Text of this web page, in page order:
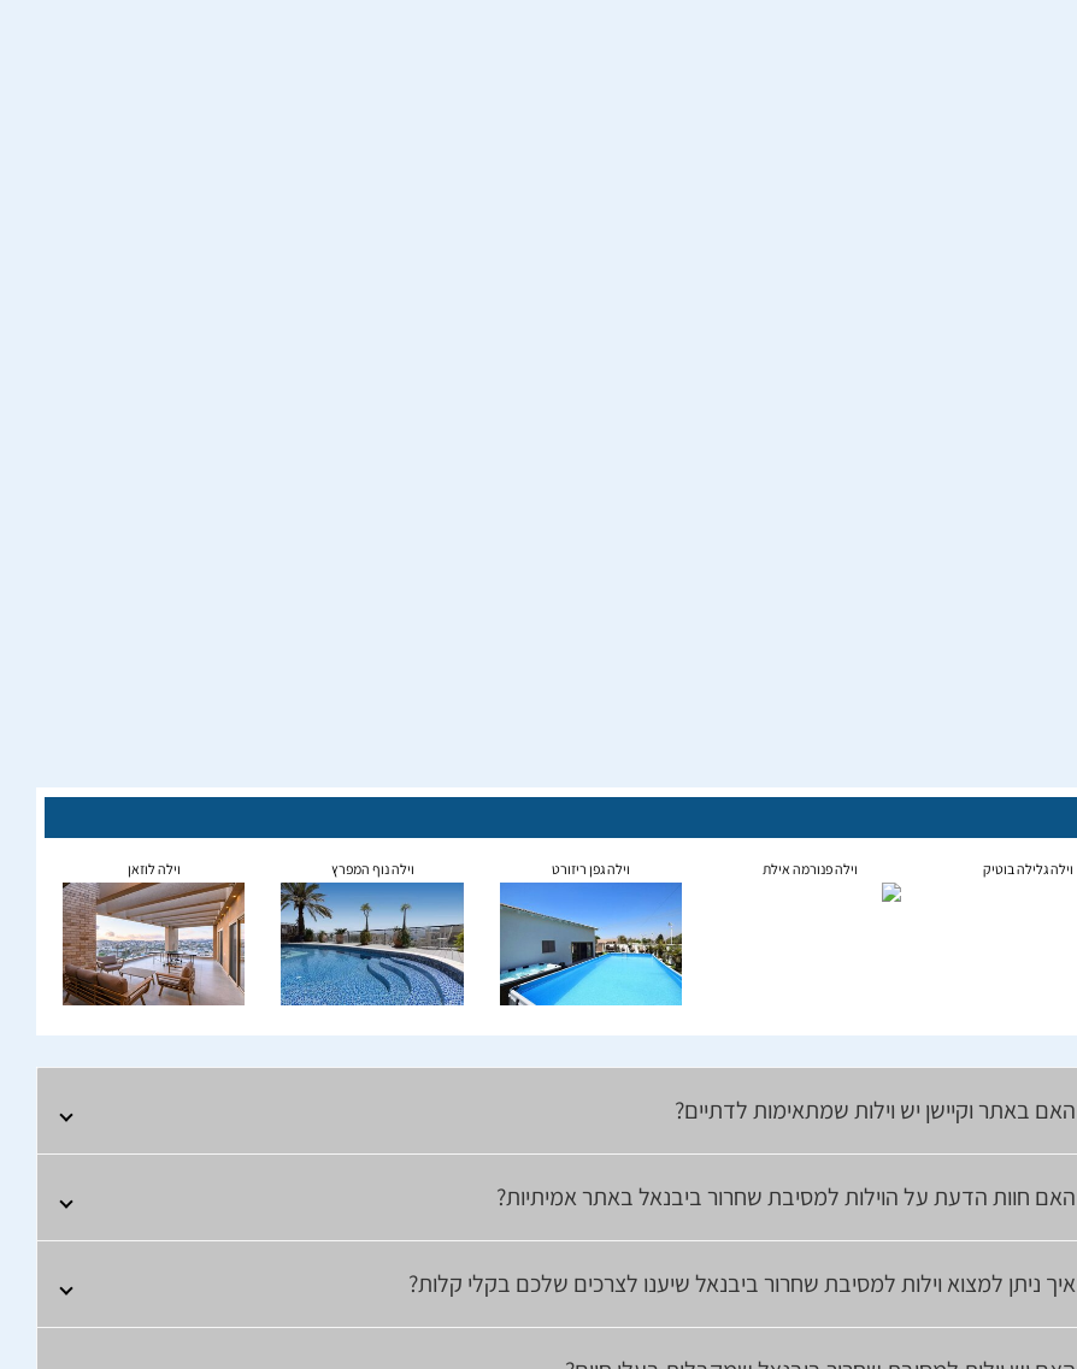
וילה גלילה בוטיק וילה פנורמה אילת וילה גפן ריזורט וילה נוף המפרץ וילה לוזאן
האם באתר וקיישן יש וילות שמתאימות לדתיים?
האם חוות הדעת על הוילות למסיבת שחרור ביבנאל באתר אמיתיות?
איך ניתן למצוא וילות למסיבת שחרור ביבנאל שיענו לצרכים שלכם בקלי קלות?